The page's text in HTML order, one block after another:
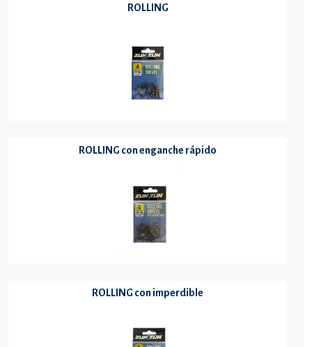
ROLLING
ROLLING con enganche rápido
ROLLING con imperdible